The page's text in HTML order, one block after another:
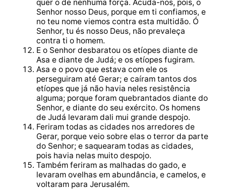
quer o de nenhuma força. Acuda-nos, pois, o
Senhor nosso Deus, porque em ti confiamos, e
no teu nome viemos contra esta multidão. Ó
Senhor, tu és nosso Deus, não prevaleça
contra ti o homem.
E o Senhor desbaratou os etíopes diante de
Asa e diante de Judá; e os etíopes fugiram.
Asa e o povo que estava com ele os
perseguiram até Gerar; e caíram tantos dos
etíopes que já não havia neles resistência
alguma; porque foram quebrantados diante do
Senhor, e diante do seu exército. Os homens
de Judá levaram dali mui grande despojo.
Feriram todas as cidades nos arredores de
Gerar, porque veio sobre elas o terror da parte
do Senhor; e saquearam todas as cidades,
pois havia nelas muito despojo.
Também feriram as malhadas do gado, e
levaram ovelhas em abundância, e camelos, e
voltaram para Jerusalém.